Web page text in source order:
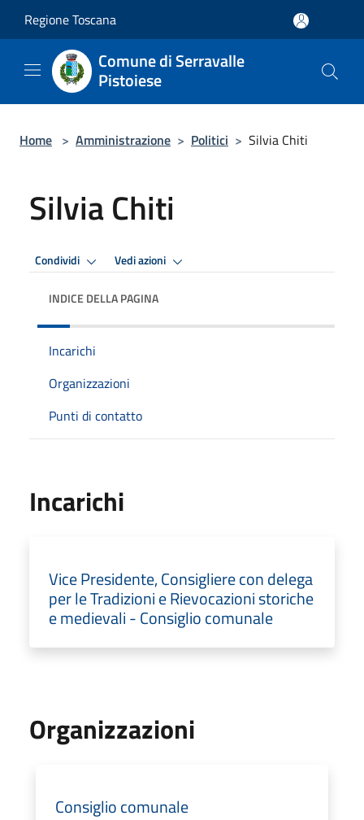
Regione Toscana
Comune di Serravalle
Pistoiese
Home > Amministrazione > Politici > Silvia Chiti
Silvia Chiti
Condividi Vedi azioni
INDICE DELLA PAGINA
Incarichi
Organizzazioni
Punti di contatto
Incarichi
Vice Presidente, Consigliere con delega
per le Tradizioni e Rievocazioni storiche
e medievali - Consiglio comunale
Organizzazioni
Consiglio comunale